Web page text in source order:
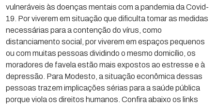
vulneráveis às doenças mentais com a pandemia da Covid-
19. Por viverem em situação que dificulta tomar as medidas
necessárias para a contenção do vírus, como
distanciamento social, por viverem em espaços pequenos
ou com muitas pessoas dividindo o mesmo domicílio, os
moradores de favela estão mais expostos ao estresse e à
depressão. Para Modesto, a situação econômica dessas
pessoas trazem implicações sérias para a saúde pública
porque viola os direitos humanos. Confira abaixo os links